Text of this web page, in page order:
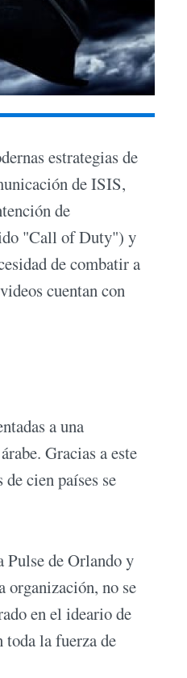
estrategias de
de ISIS,
de
"Call of Duty") y
de combatir a
cuentan con
a una
Gracias a este
cien países se
Pulse de Orlando y
no se
en el ideario de
toda la fuerza de